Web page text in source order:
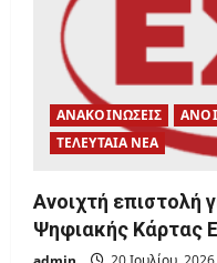
ΑΝΑΚΟΙΝΩΣΕΙΣ
ΤΕΛΕΥΤΑΙΑ ΝΕΑ
Ανοιχτή επιστολή
Ψηφιακής Κάρτας